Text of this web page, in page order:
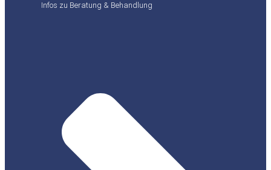
Infos zu Beratung & Behandlung